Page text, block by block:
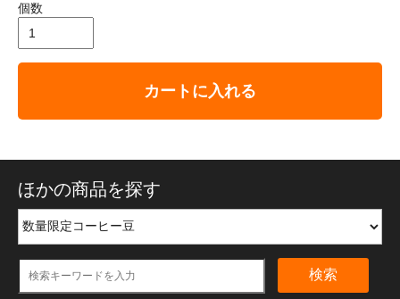
個数
カートに入れる
ほかの商品を探す
検索